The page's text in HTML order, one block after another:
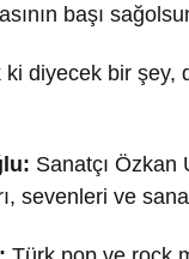
başı
ki diyecek bir şey,
Sanatçı Özkan
sevenleri ve